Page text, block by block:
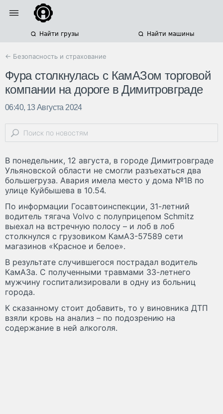
Найти грузы Найти машины
← Безопасность и страхование
Фура столкнулась с КамАЗом торговой
компании на дороге в Димитровграде
06:40, 13 Августа 2024
В понедельник, 12 августа, в городе Димитровграде
Ульяновской области не смогли разъехаться два
большегруза. Авария имела место у дома №1В по
улице Куйбышева в 10.54.
По информации Госавтоинспекции, 31-летний
водитель тягача Volvo с полуприцепом Schmitz
выехал на встречную полосу – и лоб в лоб
столкнулся с грузовиком КамАЗ-57589 сети
магазинов «Красное и белое».
В результате случившегося пострадал водитель
КамАЗа. С полученными травмами 33-летнего
мужчину госпитализировали в одну из больниц
города.
К сказанному стоит добавить, то у виновника ДТП
взяли кровь на анализ – по подозрению на
содержание в ней алкоголя.